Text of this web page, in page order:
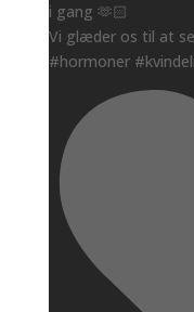
i gang 🫶🏻
Vi glæder os til at
#hormoner